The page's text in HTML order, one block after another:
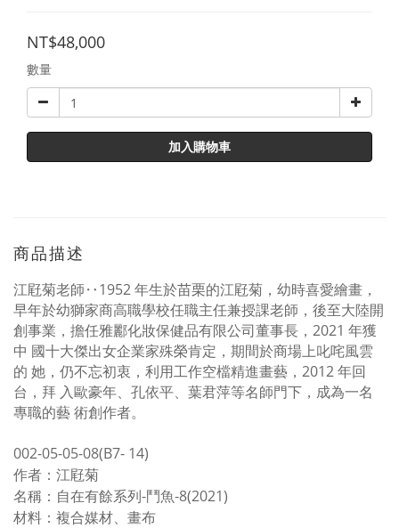
NT$48,000
數量
加入購物車
商品描述
江屘菊老師‥1952年生於苗栗的江屘菊，幼時喜愛繪畫，
早年於幼獅家商高職學校任職主任兼授課老師，後至大陸開
創事業，擔任雅酈化妝保健品有限公司董事長， 2021 年獲
中 國十大傑出女企業家殊榮肯定，期間於商場上叱咤風雲
的 她，仍不忘初衷，利用工作空檔精進畫藝， 2012年回
台，拜 入歐豪年、孔依平、葉君萍等名師門下，成為一名
專職的藝 術創作者。
002-05-05-08(B7- 14)
作者：江屘菊
名稱： 自在有餘系列-鬥魚-8(2021)
材料：複合媒材、畫布